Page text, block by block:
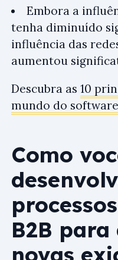
Embora a
tenha diminuído
influência das
aumentou
Descubra as 10
mundo do software
Como
B2B
novas